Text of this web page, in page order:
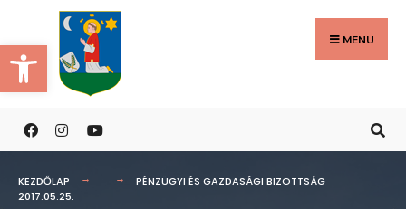
Eszköztár megnyitása
to
content
MENU
KEZDŐLAP
PÉNZÜGYI ÉS GAZDASÁGI BIZOTTSÁG
2017.05.25.
Search